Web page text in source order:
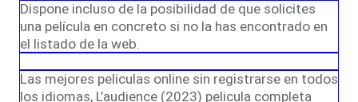
Dispone incluso de la posibilidad de que solicites
una película en concreto si no la has encontrado en
el listado de la web.
Las mejores peliculas online sin registrarse en todos
los idiomas, L’audience (2023) pelicula completa